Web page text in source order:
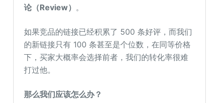
论（Review） 。
如果竞品的链接已经积累了 500 条好评，而我们
的新链接只有 100 条甚至是个位数，在同等价格
下，买家大概率会选择前者，我们的转化率很难
打过他。
那么我们应该怎么办？